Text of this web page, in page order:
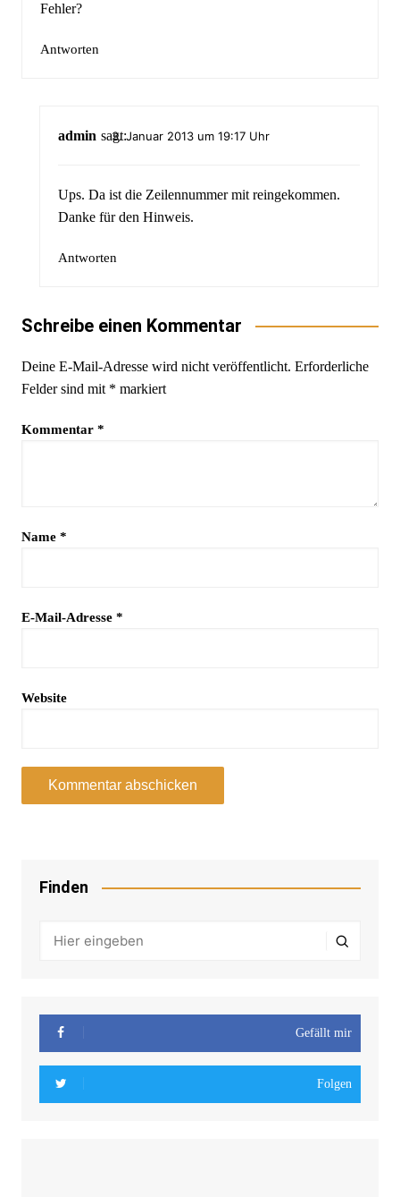
Fehler?
Antworten
admin sagt:
3. Januar 2013 um 19:17 Uhr
Ups. Da ist die Zeilennummer mit reingekommen.
Danke für den Hinweis.
Antworten
Schreibe einen Kommentar
Deine E-Mail-Adresse wird nicht veröffentlicht. Erforderliche
Felder sind mit * markiert
Kommentar *
Name *
E-Mail-Adresse *
Website
Finden
Gefällt mir
Folgen